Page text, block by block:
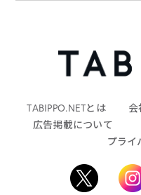
TABIPPO.NETとは
広告掲載について
プライ